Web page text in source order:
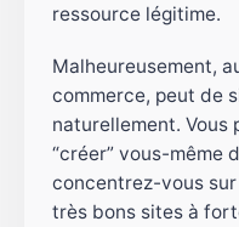
ressource légitime.
Malheureusement,
commerce, peut de
naturellement. Vous
“créer” vous-même
concentrez-vous
très bons sites à